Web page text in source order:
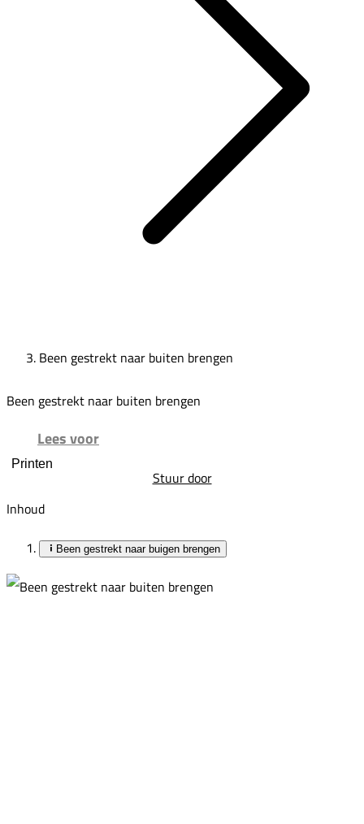
Been gestrekt naar buiten brengen
Been gestrekt naar buiten brengen
Lees voor
Printen
Stuur door
Inhoud
Been gestrekt naar buigen brengen